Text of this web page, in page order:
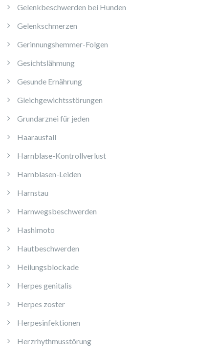
Gelenkbeschwerden bei Hunden
Gelenkschmerzen
Gerinnungshemmer-Folgen
Gesichtslähmung
Gesunde Ernährung
Gleichgewichtsstörungen
Grundarznei für jeden
Haarausfall
Harnblase-Kontrollverlust
Harnblasen-Leiden
Harnstau
Harnwegsbeschwerden
Hashimoto
Hautbeschwerden
Heilungsblockade
Herpes genitalis
Herpes zoster
Herpesinfektionen
Herzrhythmusstörung